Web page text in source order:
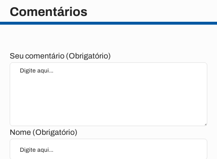
Comentários
Seu comentário (Obrigatório)
Nome (Obrigatório)